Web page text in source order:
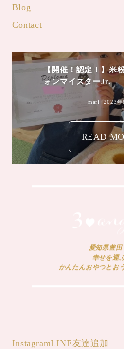
Blog
Contact
【開催！認定！】米
ォンマイスターJr.
mari 2023年
READ
愛知県豊田
幸せを運
かんたんおやつとお
InstagramLINE友達追加